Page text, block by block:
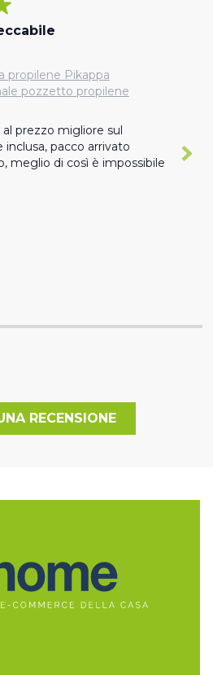
propilene Pikappa
pozzetto propilene
prezzo migliore sul
pacco arrivato
meglio di così è impossibile
RECENSIONE